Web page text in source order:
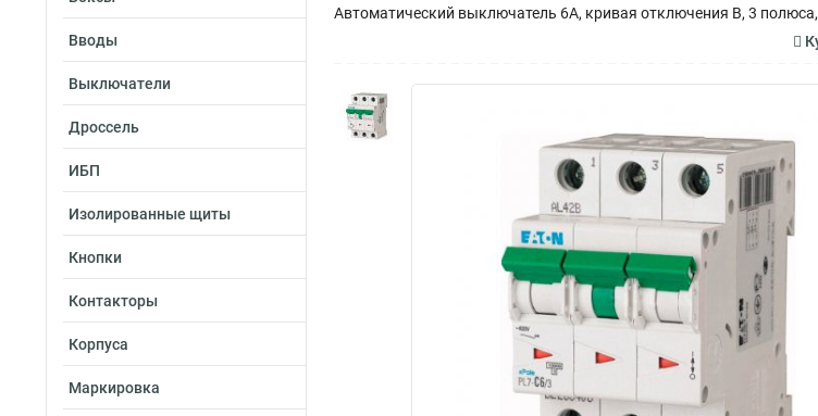
Вводы
Выключатели
Дроссель
ИБП
Изолированные щиты
Кнопки
Контакторы
Корпуса
Маркировка
Автоматический выключатель 6А, кривая отключения В, 3